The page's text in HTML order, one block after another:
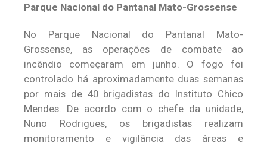
Parque Nacional do Pantanal Mato-Grossense
No Parque Nacional do Pantanal Mato-
Grossense, as operações de combate ao
incêndio começaram em junho. O fogo foi
controlado há aproximadamente duas semanas
por mais de 40 brigadistas do Instituto Chico
Mendes. De acordo com o chefe da unidade,
Nuno Rodrigues, os brigadistas realizam
monitoramento e vigilância das áreas e